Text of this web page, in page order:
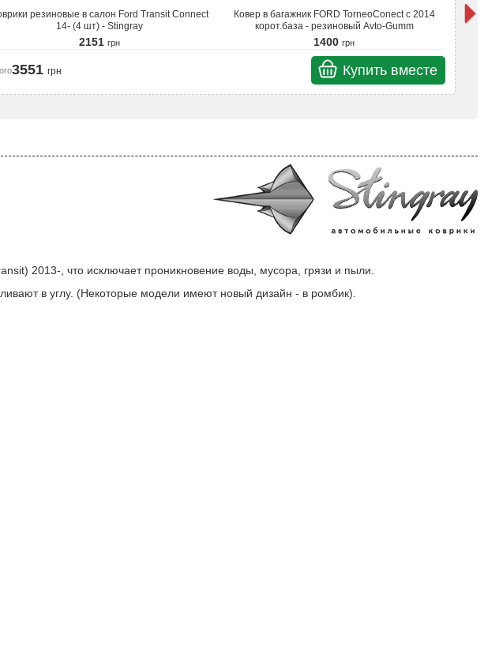
резиновые в салон Ford Transit Connect
14- (4 шт) - Stingray
2151грн
Ковер в багажник FORD TorneoConect с 2014
корот.база - резиновый Avto-Gumm
1400грн
3551 грн Купить вместе
2013-, что исключает проникновение воды, мусора, грязи и пыли.
в углу. (Некоторые модели имеют новый дизайн - в ромбик).